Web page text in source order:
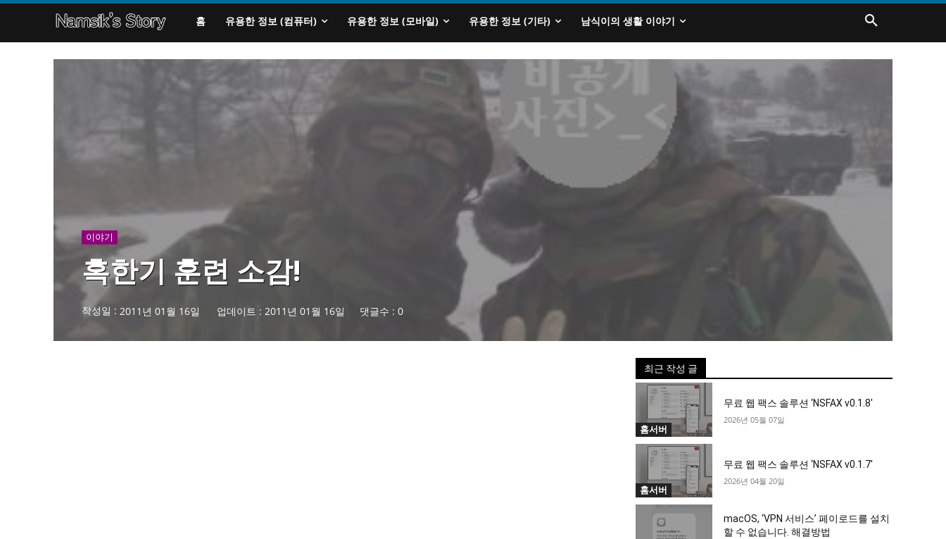
홈 유용한 정보 (컴퓨터) 유용한 정보 (모바일) 유용한 정보 (기타) 남식이의 생활 이야기
이야기
혹한기 훈련 소감!
작성일 : 2011년 01월 16일 업데이트 : 2011년 01월 16일 댓글수 : 0
최근 작성 글
홈서버
무료 웹 팩스 솔루션 ‘NSFAX v0.1.8′
2026년 05월 07일
홈서버
무료 웹 팩스 솔루션 ‘NSFAX v0.1.7′
2026년 04월 20일
macOS, ‘VPN 서비스’ 페이로드를 설치
할 수 없습니다. 해결방법